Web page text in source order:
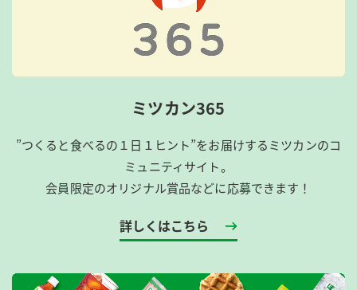
ミツカン365
”つくると食べるの１日１ヒント”をお届けするミツカンのコ
ミュニティサイト。
会員限定のオリジナル賞品などに応募できます！
詳しくはこちら